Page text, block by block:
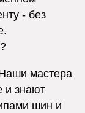
- без
мастера
и знают
шин и